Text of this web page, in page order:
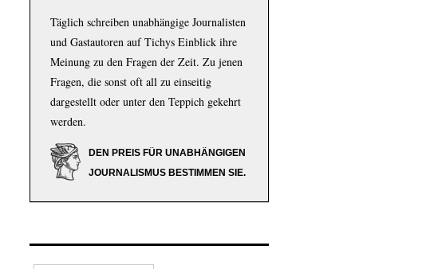
Täglich schreiben unabhängige Journalisten
und Gastautoren auf Tichys Einblick ihre
Meinung zu den Fragen der Zeit. Zu jenen
Fragen, die sonst oft all zu einseitig
dargestellt oder unter den Teppich gekehrt
werden.
DEN PREIS FÜR UNABHÄNGIGEN
JOURNALISMUS BESTIMMEN SIE.